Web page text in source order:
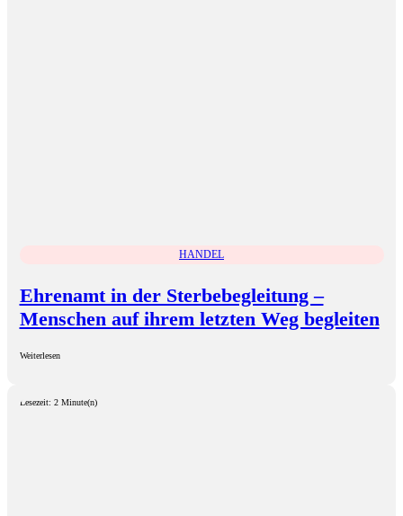
HANDEL
Ehrenamt in der Sterbebegleitung –
Menschen auf ihrem letzten Weg begleiten
Weiterlesen
Lesezeit: 2 Minute(n)